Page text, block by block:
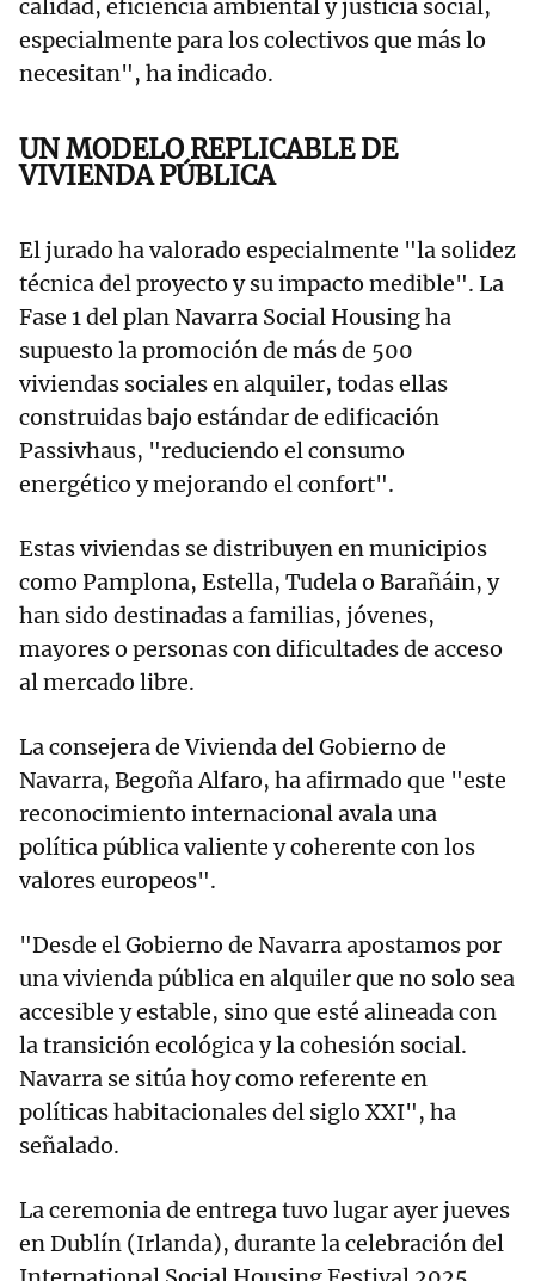
calidad, eficiencia ambiental y justicia social,
especialmente para los colectivos que más lo
necesitan", ha indicado.
UN MODELO REPLICABLE DE
VIVIENDA PÚBLICA
El jurado ha valorado especialmente "la solidez
técnica del proyecto y su impacto medible". La
Fase 1 del plan Navarra Social Housing ha
supuesto la promoción de más de 500
viviendas sociales en alquiler, todas ellas
construidas bajo estándar de edificación
Passivhaus, "reduciendo el consumo
energético y mejorando el confort".
Estas viviendas se distribuyen en municipios
como Pamplona, Estella, Tudela o Barañáin, y
han sido destinadas a familias, jóvenes,
mayores o personas con dificultades de acceso
al mercado libre.
La consejera de Vivienda del Gobierno de
Navarra, Begoña Alfaro, ha afirmado que "este
reconocimiento internacional avala una
política pública valiente y coherente con los
valores europeos".
"Desde el Gobierno de Navarra apostamos por
una vivienda pública en alquiler que no solo sea
accesible y estable, sino que esté alineada con
la transición ecológica y la cohesión social.
Navarra se sitúa hoy como referente en
políticas habitacionales del siglo XXI", ha
señalado.
La ceremonia de entrega tuvo lugar ayer jueves
en Dublín (Irlanda), durante la celebración del